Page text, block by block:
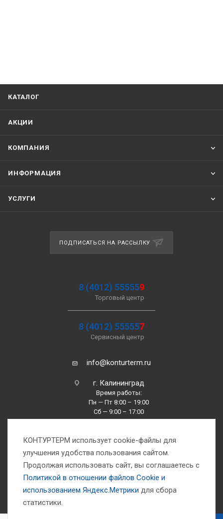
КАТАЛОГ
АКЦИИ
КОМПАНИЯ
ИНФОРМАЦИЯ
УСЛУГИ
ПОДПИСАТЬСЯ НА РАССЫЛКУ
8 (4012) 555559
Торговый центр
8 (4012) 555557
Сервисный центр
info@konturterm.ru
г. Калининград
Время работы:
Пн — Пт 8:00 – 19:00
Сб — 9:00 – 17:00
Вс —10:00 – 16:00
1993-2026 © Компания «Контуртерм» — инженерно-торговый центр
КОНТУРТЕРМ использует cookie-файлы для
улучшения удобства пользования сайтом.
Продолжая использовать сайт, вы соглашаетесь с
Политикой в отношении файлов Сookie и
использованием Яндекс.Метрики для сбора
статистики.